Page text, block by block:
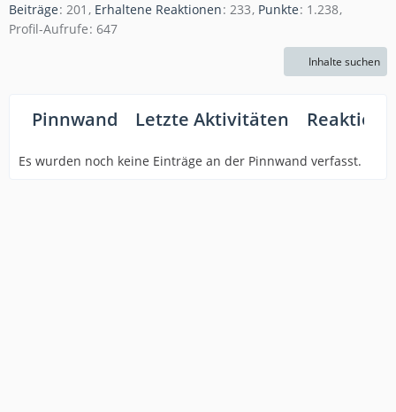
Beiträge 201 Erhaltene Reaktionen 233 Punkte 1.238
Profil-Aufrufe 647
Inhalte suchen
Pinnwand Letzte Aktivitäten
Es wurden noch keine Einträge an der Pinnwand verfasst.